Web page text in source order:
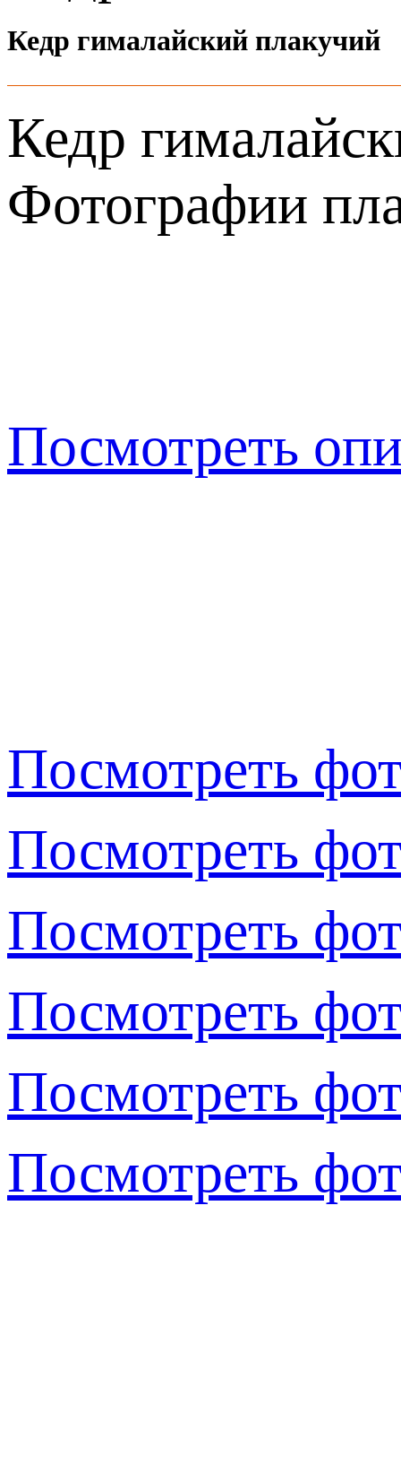
Кедр гималайский плакучий
Кедр
Фотографии
Посмотреть
Посмотреть
Посмотреть
Посмотреть
Посмотреть
Посмотреть
Посмотреть